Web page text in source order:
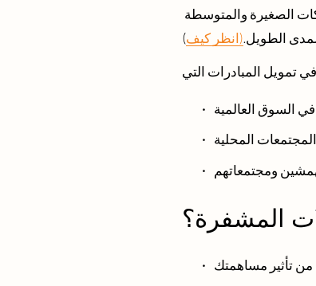
الطويل.(انظر كيف)
المشفرة؟